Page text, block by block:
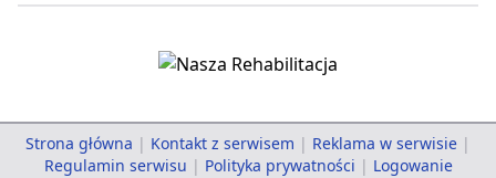
Strona główna | Kontakt z serwisem | Reklama w serwisie |
Regulamin serwisu | Polityka prywatności | Logowanie